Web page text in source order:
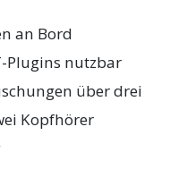
an Bord
Plugins nutzbar
über drei
Kopfhörer